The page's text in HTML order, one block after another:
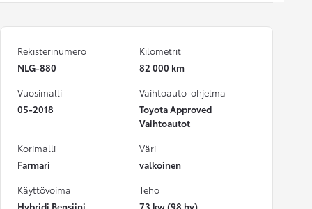
Rekisterinumero
NLG-880
Kilometrit
82 000 km
Vuosimalli
05-2018
Vaihtoauto-ohjelma
Toyota Approved
Vaihtoautot
Korimalli
Farmari
Väri
valkoinen
Käyttövoima
Hybridi Bensiini
Teho
73 kw (98 hv)